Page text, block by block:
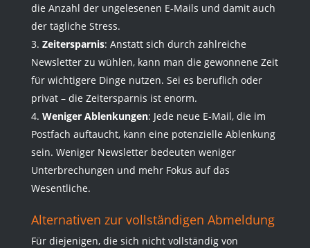
die Anzahl der ungelesenen E-Mails und damit auch
der tägliche Stress.
Zeitersparnis: Anstatt sich durch zahlreiche
Newsletter zu wühlen, kann man die gewonnene Zeit
für wichtigere Dinge nutzen. Sei es beruflich oder
privat – die Zeitersparnis ist enorm.
Weniger Ablenkungen: Jede neue E-Mail, die im
Postfach auftaucht, kann eine potenzielle Ablenkung
sein. Weniger Newsletter bedeuten weniger
Unterbrechungen und mehr Fokus auf das
Wesentliche.
Alternativen zur vollständigen Abmeldung
Für diejenigen, die sich nicht vollständig von